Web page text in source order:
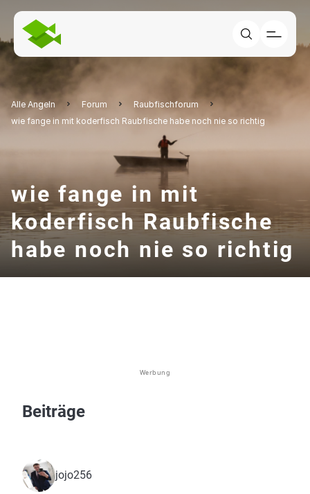
Alle Angeln Forum
Raubfischforum
wie fange in mit koderfisch Raubfische habe noch nie so richtig
wie fange in mit
koderfisch Raubfische
habe noch nie so richtig
Werbung
Beiträge
jojo256